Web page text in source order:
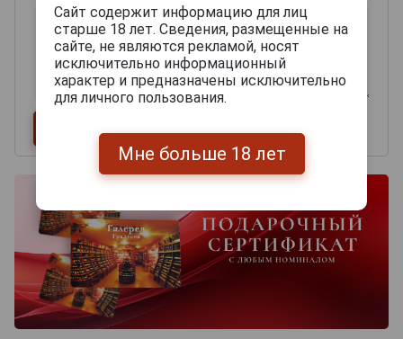
Сайт содержит информацию для лиц
старше 18 лет. Сведения, размещенные на
сайте, не являются рекламой, носят
исключительно информационный
характер и предназначены исключительно
для личного пользования.
Мне больше 18 лет